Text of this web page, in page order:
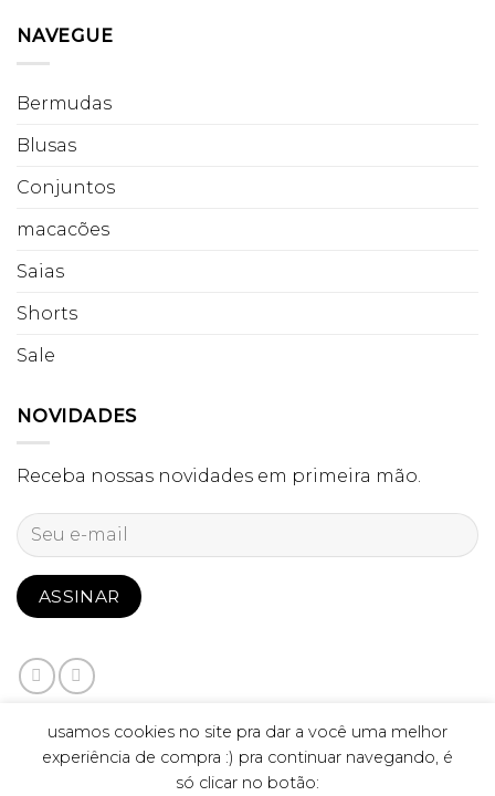
NAVEGUE
Bermudas
Blusas
Conjuntos
macacões
Saias
Shorts
Sale
NOVIDADES
Receba nossas novidades em primeira mão.
usamos cookies no site pra dar a você uma melhor
experiência de compra :) pra continuar navegando, é
só clicar no botão: